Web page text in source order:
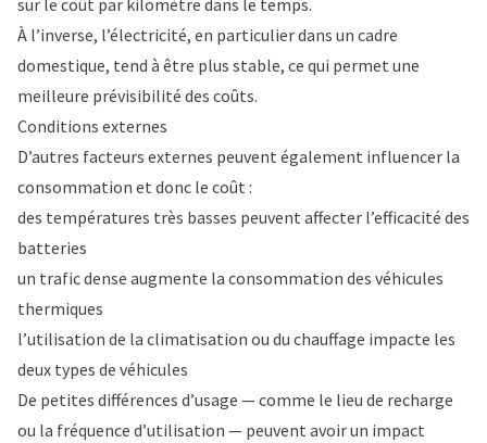
sur le coût par kilomètre dans le temps.
À l’inverse, l’électricité, en particulier dans un cadre
domestique, tend à être plus stable, ce qui permet une
meilleure prévisibilité des coûts.
Conditions externes
D’autres facteurs externes peuvent également influencer la
consommation et donc le coût :
des températures très basses peuvent affecter l’efficacité des
batteries
un trafic dense augmente la consommation des véhicules
thermiques
l’utilisation de la climatisation ou du chauffage impacte les
deux types de véhicules
De petites différences d’usage — comme le lieu de recharge
ou la fréquence d’utilisation — peuvent avoir un impact